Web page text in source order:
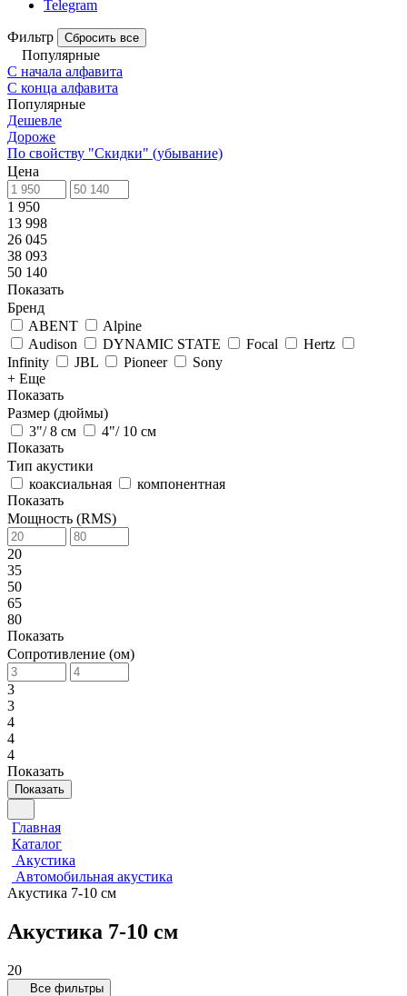
Telegram
Фильтр Сбросить все
Популярные
С начала алфавита
С конца алфавита
Популярные
Дешевле
Дороже
По свойству "Скидки" (убывание)
Цена
1 950
13 998
26 045
38 093
50 140
Показать
Бренд
ABENT
Alpine
Audison
DYNAMIC STATE Focal
Hertz
Infinity
JBL Pioneer
Sony
+ Еще
Показать
Размер (дюймы)
3"/ 8 см
4"/ 10 см
Показать
Тип акустики
коаксиальная
компонентная
Показать
Мощность (RMS)
20
35
50
65
80
Показать
Сопротивление (ом)
3
3
4
4
4
Показать
Показать
Главная
Каталог
Акустика
Автомобильная акустика
Акустика 7-10 см
Акустика 7-10 см
20
Все фильтры